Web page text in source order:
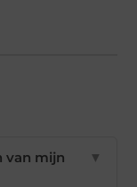
van mijn
▼